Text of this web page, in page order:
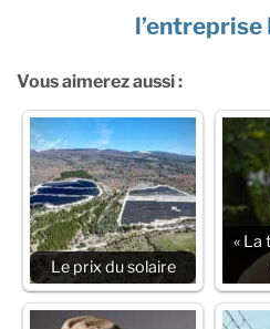
l’entreprise
Vous aimerez aussi :
Le prix du solaire
« La